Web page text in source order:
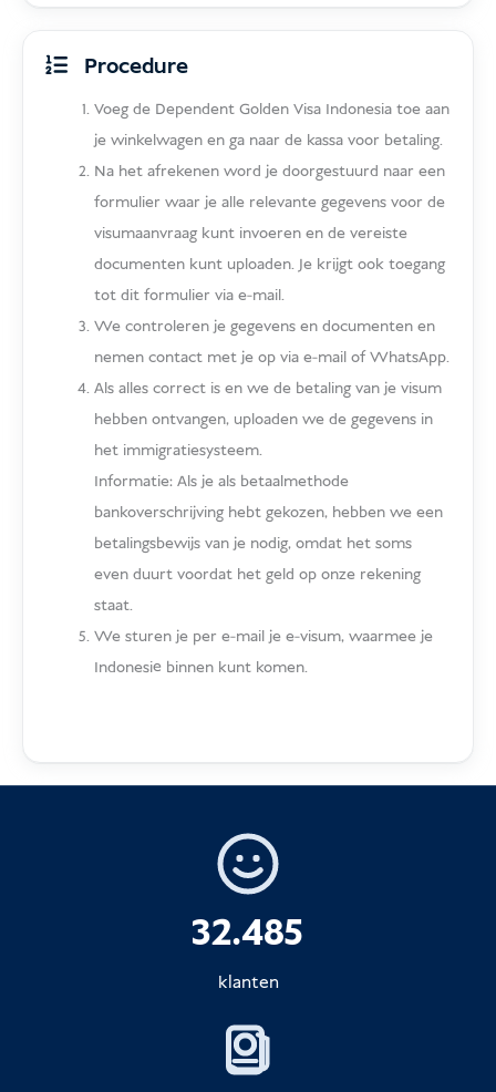
Procedure
Voeg de Dependent Golden Visa Indonesia toe aan
je winkelwagen en ga naar de kassa voor betaling.
Na het afrekenen word je doorgestuurd naar een
formulier waar je alle relevante gegevens voor de
visumaanvraag kunt invoeren en de vereiste
documenten kunt uploaden. Je krijgt ook toegang
tot dit formulier via e-mail.
We controleren je gegevens en documenten en
nemen contact met je op via e-mail of WhatsApp.
Als alles correct is en we de betaling van je visum
hebben ontvangen, uploaden we de gegevens in
het immigratiesysteem.
Informatie: Als je als betaalmethode
bankoverschrijving hebt gekozen, hebben we een
betalingsbewijs van je nodig, omdat het soms
even duurt voordat het geld op onze rekening
staat.
We sturen je per e-mail je e-visum, waarmee je
Indonesië binnen kunt komen.
32.485
klanten